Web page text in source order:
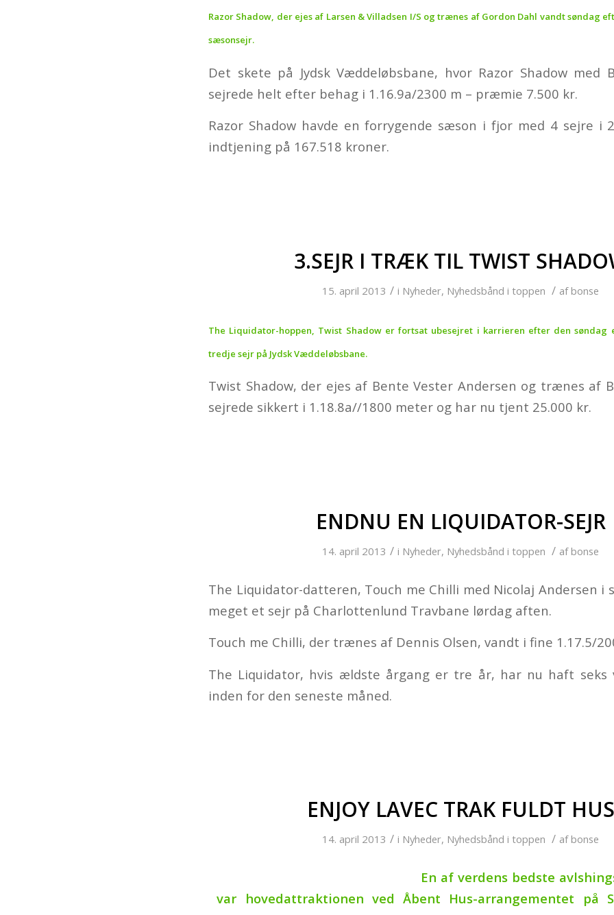
Razor Shadow, der ejes af Larsen & Villadsen I/S og trænes af Gordon Dahl vandt søndag
sæsonsejr.
Det skete på Jydsk Væddeløbsbane, hvor Razor Shadow med
sejrede helt efter behag i 1.16.9a/2300 m – præmie 7.500 kr.
Razor Shadow havde en forrygende sæson i fjor med 4 sejre i
indtjening på 167.518 kroner.
3.SEJR I TRÆK TIL TWIST
15. april 2013 / i Nyheder, Nyhedsbånd i toppen / afbonse
The Liquidator-hoppen, Twist Shadow er fortsat ubesejret i karrieren efter den søndag
tredje sejr på Jydsk Væddeløbsbane.
Twist Shadow, der ejes af Bente Vester Andersen og trænes af
sejrede sikkert i 1.18.8a//1800 meter og har nu tjent 25.000 kr.
ENDNU EN LIQUIDATOR-SEJR
14. april 2013 / i Nyheder, Nyhedsbånd i toppen / afbonse
The Liquidator-datteren, Touch me Chilli med Nicolaj Andersen i
meget et sejr på Charlottenlund Travbane lørdag aften.
Touch me Chilli, der trænes af Dennis Olsen, vandt i fine 1.17.5/
The Liquidator, hvis ældste årgang er tre år, har nu haft seks
inden for den seneste måned.
ENJOY LAVEC TRAK FULDT HUS
14. april 2013 / i Nyheder, Nyhedsbånd i toppen / afbonse
En af verdens bedste
var hovedattraktionen ved Åbent Hus-arrangementet på